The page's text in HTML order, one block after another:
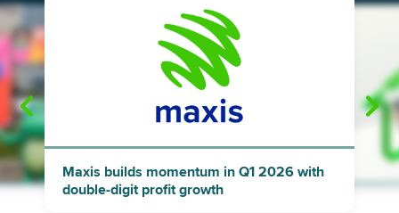
"
Maxis builds momentum in Q1 2026 with
double-digit profit growth